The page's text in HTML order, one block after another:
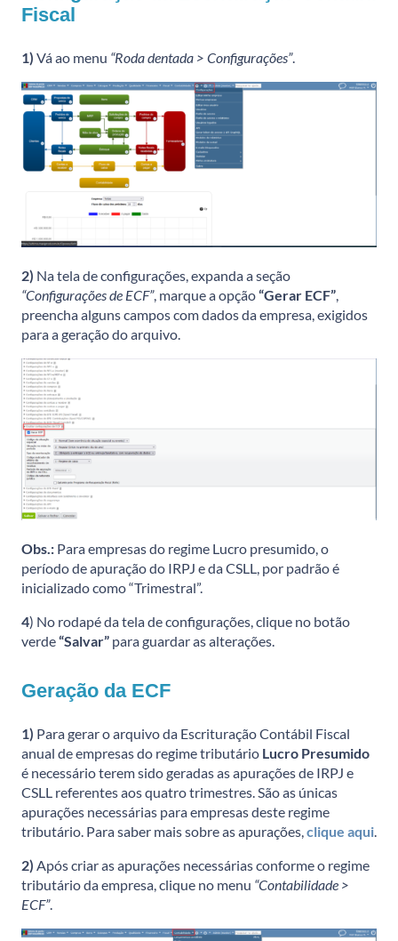
Fiscal
1) Vá ao menu “Roda dentada > Configurações”.
2) Na tela de configurações, expanda a seção
“Configurações de ECF”, marque a opção“Gerar ECF”
preencha alguns campos com dados da empresa, exigidos
para a geração do arquivo.
Obs.: Para empresas do regime Lucro presumido, o
período de apuração do IRPJ e da CSLL, por padrão é
inicializado como “Trimestral”.
4) No rodapé da tela de configurações, clique no botão
verde“Salvar” para guardar as alterações.
Geração da ECF
1) Para gerar o arquivo da Escrituração Contábil Fiscal
anual de empresas do regime tributário Lucro Presumido
é necessário terem sido geradas as apurações de IRPJ e
CSLL referentes aos quatro trimestres. São as únicas
apurações necessárias para empresas deste regime
tributário. Para saber mais sobre as apurações,clique aqui.
2) Após criar as apurações necessárias conforme o regime
tributário da empresa, clique no menu “Contabilidade >
ECF”.